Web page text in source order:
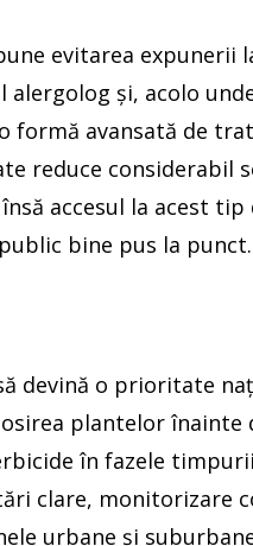
evitarea expunerii
și, acolo
formă avansată de
reduce considerabil
accesul la acest
bine pus la punct.
devină o prioritate
plantelor înainte
în fazele
clare, monitorizare
urbane și